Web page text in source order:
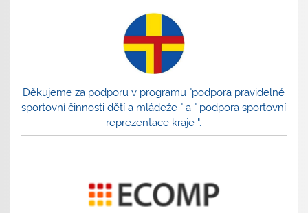
Děkujeme za podporu v programu "podpora pravidelné
sportovní činnosti dětí a mládeže " a " podpora sportovní
reprezentace kraje ".